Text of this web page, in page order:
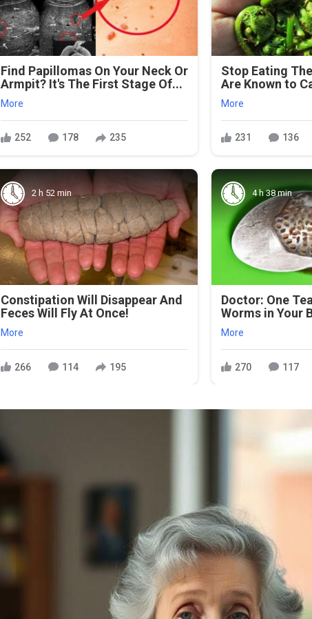
Find Papillomas On Your Neck Or
Armpit? It's The First Stage Of...
More
252 178 235
Stop Eating
Are Known to
More
231 136
2 h 52 min
Constipation Will Disappear And
Feces Will Fly At Once!
More
266 114 195
4 h 38 min
Doctor: One
Worms in Your
More
270 117